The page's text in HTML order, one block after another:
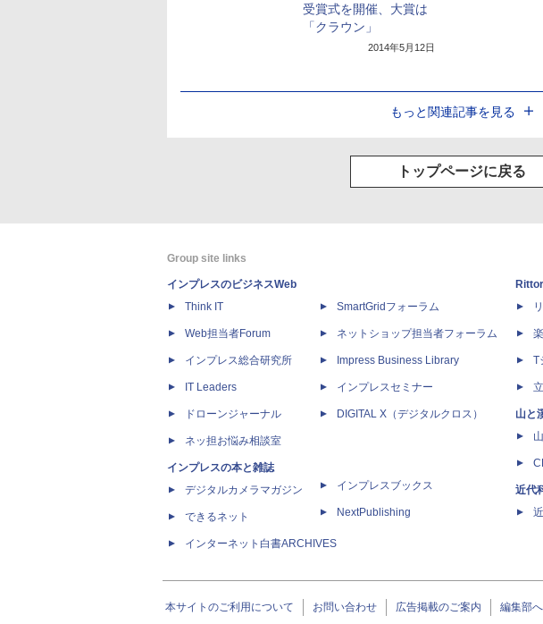
受賞式を開催、大賞は
「クラウン」
2014年5月12日
もっと関連記事を見る
トップページに戻る
Group site links
インプレスのビジネスWeb
Think IT
Web担当者Forum
インプレス総合研究所
IT Leaders
ドローンジャーナル
ネッ担お悩み相談室
インプレスの本と雑誌
デジタルカメラマガジン
できるネット
インターネット白書ARCHIVES
SmartGridフォーラム
ネットショップ担当者フォーラム
Impress Business Library
インプレスセミナー
DIGITAL X（デジタルクロス）
インプレスブックス
NextPublishing
T
山と
近代
本サイトのご利用について お問い合わせ 広告掲載のご案内 編集部